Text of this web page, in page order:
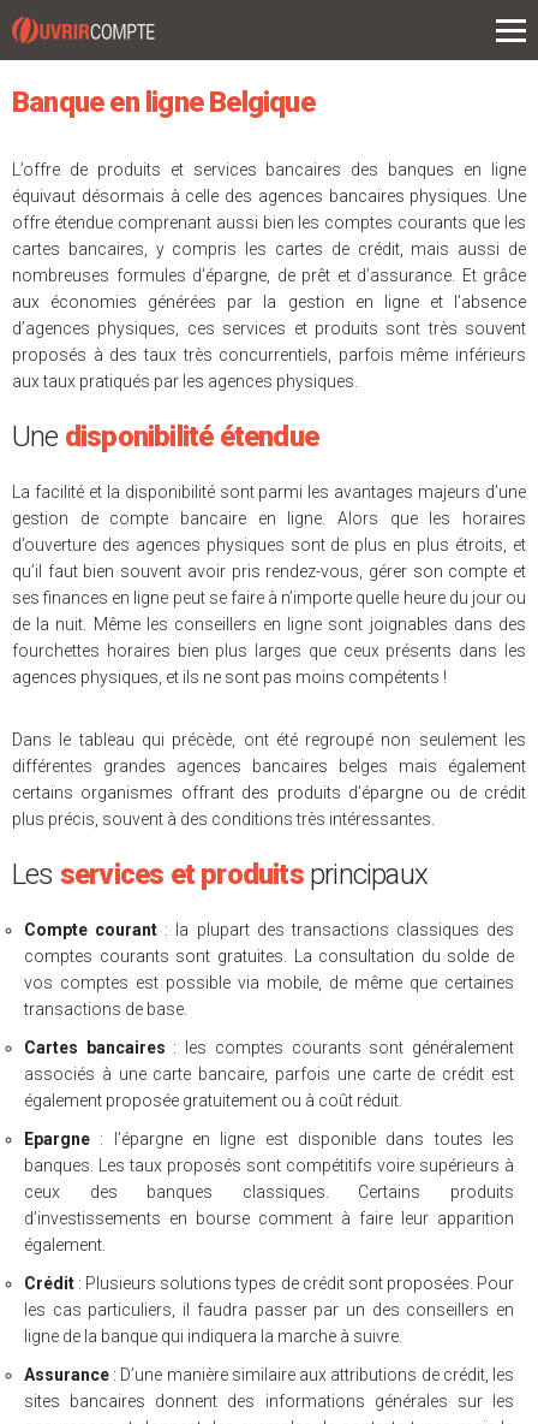
ouvrir un compte
prêts
assurance
placements
Banque en ligne Belgique
L’offre de produits et services bancaires des banques en ligne
équivaut désormais à celle des agences bancaires physiques. Une
offre étendue comprenant aussi bien les comptes courants que les
cartes bancaires, y compris les cartes de crédit, mais aussi de
nombreuses formules d’épargne, de prêt et d’assurance. Et grâce
aux économies générées par la gestion en ligne et l’absence
d’agences physiques, ces services et produits sont très souvent
proposés à des taux très concurrentiels, parfois même inférieurs
aux taux pratiqués par les agences physiques.
Une disponibilité étendue
La facilité et la disponibilité sont parmi les avantages majeurs d’une
gestion de compte bancaire en ligne. Alors que les horaires
d’ouverture des agences physiques sont de plus en plus étroits, et
qu’il faut bien souvent avoir pris rendez-vous, gérer son compte et
ses finances en ligne peut se faire à n’importe quelle heure du jour ou
de la nuit. Même les conseillers en ligne sont joignables dans des
fourchettes horaires bien plus larges que ceux présents dans les
agences physiques, et ils ne sont pas moins compétents !
Dans le tableau qui précède, ont été regroupé non seulement les
différentes grandes agences bancaires belges mais également
certains organismes offrant des produits d’épargne ou de crédit
plus précis, souvent à des conditions très intéressantes.
Les services et produitsprincipaux
Compte courant : la plupart des transactions classiques des
comptes courants sont gratuites. La consultation du solde de
vos comptes est possible via mobile, de même que certaines
transactions de base.
Cartes bancaires : les comptes courants sont généralement
associés à une carte bancaire, parfois une carte de crédit est
également proposée gratuitement ou à coût réduit.
Epargne : l’épargne en ligne est disponible dans toutes les
banques. Les taux proposés sont compétitifs voire supérieurs à
ceux des banques classiques. Certains produits
d’investissements en bourse comment à faire leur apparition
également.
Crédit : Plusieurs solutions types de crédit sont proposées. Pour
les cas particuliers, il faudra passer par un des conseillers en
ligne de la banque qui indiquera la marche à suivre.
Assurance : D’une manière similaire aux attributions de crédit, les
sites bancaires donnent des informations générales sur les